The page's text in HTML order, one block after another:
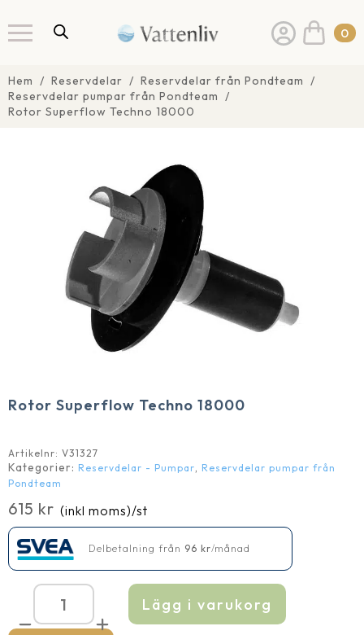
0
Hem Reservdelar
Reservdelar från Pondteam
Reservdelar pumpar från Pondteam
Rotor Superflow Techno 18000
Rotor Superflow Techno 18000
Artikelnr: V31327
Kategorier: Reservdelar - Pumpar, Reservdelar pumpar från
Pondteam
615 kr (inkl moms)/st
Delbetalning från 96 kr/månad
Rotor
Superflow
Lägg i varukorg